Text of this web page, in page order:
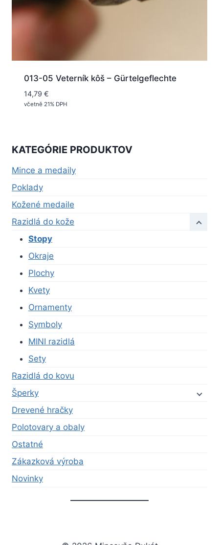
013-05 Veterník kôš – Gürtelgeflechte
14,79 €
včetně 21% DPH
KATEGÓRIE PRODUKTOV
Mince a medaily
Poklady
Kožené medaile
Razidlá do kože
Stopy
Okraje
Plochy
Kvety
Ornamenty
Symboly
MINI razidlá
Sety
Razidlá do kovu
Šperky
Drevené hračky
Polotovary a obaly
Ostatné
Zákazková výroba
Novinky